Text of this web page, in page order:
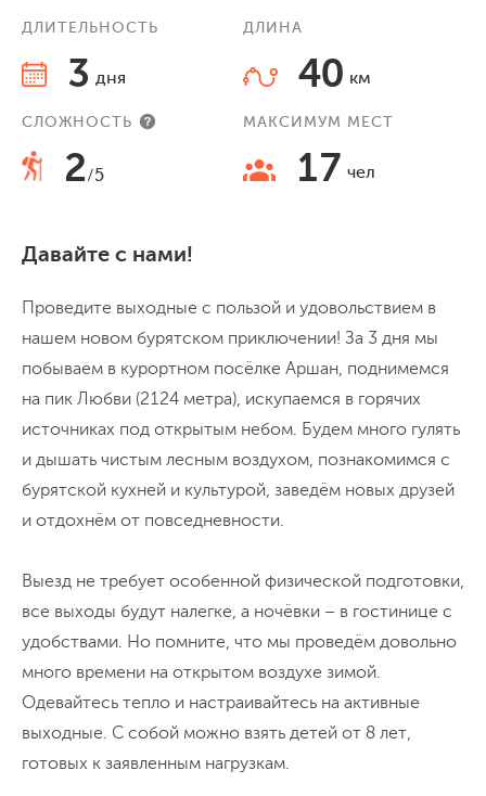
ДЛИТЕЛЬНОСТЬ
3 дня
ДЛИНА
40 км
СЛОЖНОСТЬ
2/5
МАКСИМУМ МЕСТ
17 чел
Давайте с нами!
Проведите выходные с пользой и удовольствием в
нашем новом бурятском приключении! За 3 дня мы
побываем в курортном посёлке Аршан, поднимемся
на пик Любви (2124 метра), искупаемся в горячих
источниках под открытым небом. Будем много гулять
и дышать чистым лесным воздухом, познакомимся с
бурятской кухней и культурой, заведём новых друзей
и отдохнём от повседневности.
Выезд не требует особенной физической подготовки,
все выходы будут налегке, а ночёвки – в гостинице с
удобствами. Но помните, что мы проведём довольно
много времени на открытом воздухе зимой.
Одевайтесь тепло и настраивайтесь на активные
выходные. С собой можно взять детей от 8 лет,
готовых к заявленным нагрузкам.